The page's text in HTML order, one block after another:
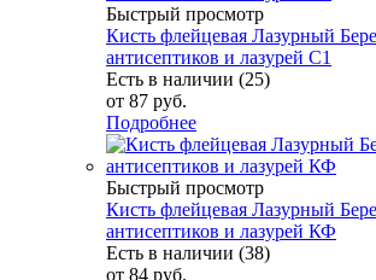
Быстрый просмотр
Кисть флейцевая Лазурный
антисептиков и лазурей C1
Есть в наличии (25)
от 87 руб.
Подробнее
Быстрый просмотр
Кисть флейцевая Лазурный
антисептиков и лазурей КФ
Есть в наличии (38)
от 84 руб.